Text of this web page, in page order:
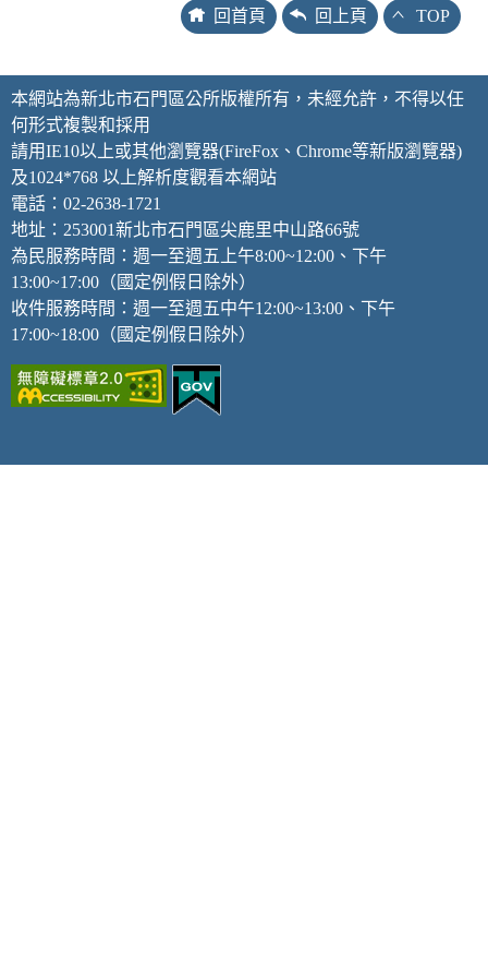
回首頁 回上頁 TOP
本網站為新北市石門區公所版權所有，未經允許，不得以任
何形式複製和採用
請用IE10以上或其他瀏覽器(FireFox、Chrome等新版瀏覽器)
及1024*768 以上解析度觀看本網站
電話：02-2638-1721
地址：253001新北市石門區尖鹿里中山路66號
為民服務時間：週一至週五上午8:00~12:00、下午
13:00~17:00（國定例假日除外）
收件服務時間：週一至週五中午12:00~13:00、下午
17:00~18:00（國定例假日除外）